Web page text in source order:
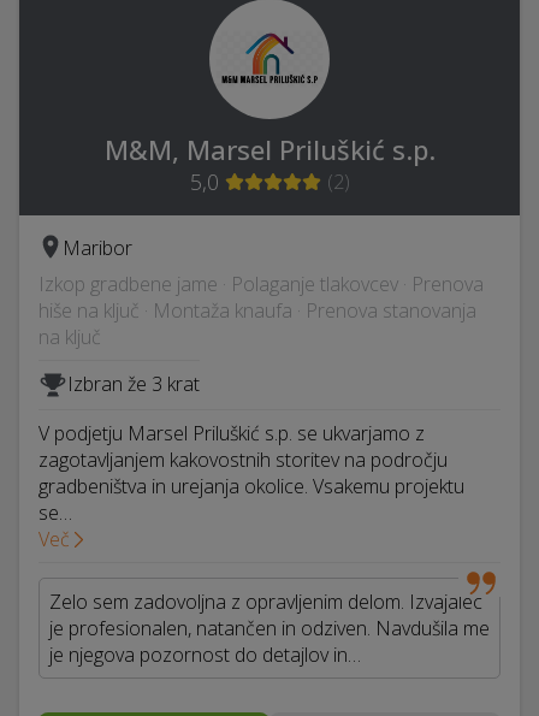
M&M, Marsel Priluškić s.p.
5,0 (2)
Maribor
Izkop gradbene jame · Polaganje tlakovcev · Prenova
hiše na ključ · Montaža knaufa · Prenova stanovanja
na ključ
Izbran že 3 krat
V podjetju Marsel Priluškić s.p. se ukvarjamo z
zagotavljanjem kakovostnih storitev na področju
gradbeništva in urejanja okolice. Vsakemu projektu
se…
Več
Zelo sem zadovoljna z opravljenim delom. Izvajalec
je profesionalen, natančen in odziven. Navdušila me
je njegova pozornost do detajlov in…